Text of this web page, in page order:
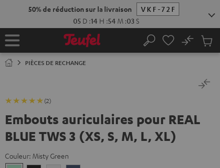
50% de réduction sur la livraison
VKF-72F
05 D :14 H :54 M :03 S
Page
Rechercher
No
PIÈCES DE RECHANGE
(2)
Embouts auriculaires pour REAL
BLUE TWS 3 (XS, S, M, L, XL)
Couleur: Misty Green